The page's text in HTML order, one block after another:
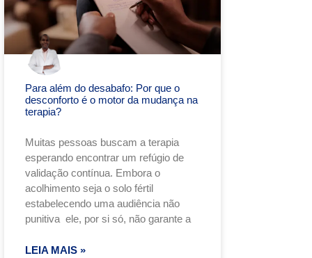
Para além do desabafo: Por que o
desconforto é o motor da mudança na
terapia?
Muitas pessoas buscam a terapia
esperando encontrar um refúgio de
validação contínua. Embora o
acolhimento seja o solo fértil
estabelecendo uma audiência não
punitiva ele, por si só, não garante a
LEIA MAIS »